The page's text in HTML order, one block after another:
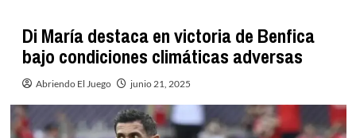
Di María destaca en victoria de Benfica
bajo condiciones climáticas adversas
Abriendo El Juego junio 21, 2025